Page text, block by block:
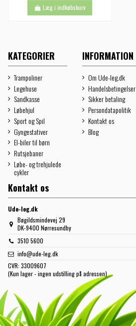
Læg i indkøbskurv
KATEGORIER
Trampoliner
Legehuse
Sandkasse
Løbehjul
Sport og Spil
Gyngestativer
El-biler til børn
Rutsjebaner
Løbe- og trehjulede
cykler
INFORMATION
Om Ude-leg.dk
Handelsbetingelser
Sikker betaling
Persondatapolitik
Kontakt os
Blog
Kontakt os
Ude-leg.dk
Bøgildsmindevej 29
DK-9400 Nørresundby
3510 5600
info@ude-leg.dk
CVR: 33009607
(Kun lager - ingen udstilling på adressen)